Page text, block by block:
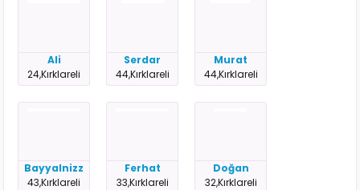
Ali
24,Kırklareli
Serdar
44,Kırklareli
Murat
44,Kırklareli
Bayyalnizz
43,Kırklareli
Ferhat
33,Kırklareli
Doğan
32,Kırklareli